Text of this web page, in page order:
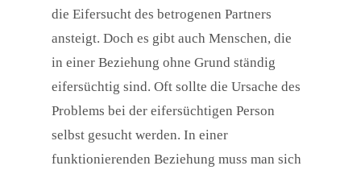
die Eifersucht des betrogenen Partners
ansteigt. Doch es gibt auch Menschen, die
in einer Beziehung ohne Grund ständig
eifersüchtig sind. Oft sollte die Ursache des
Problems bei der eifersüchtigen Person
selbst gesucht werden. In einer
funktionierenden Beziehung muss man sich